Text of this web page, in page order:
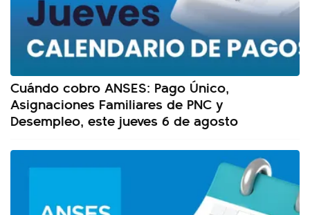
Cuándo cobro ANSES: Pago Único,
Asignaciones Familiares de PNC y
Desempleo, este jueves 6 de agosto